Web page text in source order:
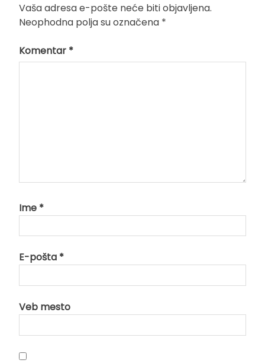
Vaša adresa e-pošte neće biti objavljena.
Neophodna polja su označena *
Komentar *
Ime *
E-pošta *
Veb mesto